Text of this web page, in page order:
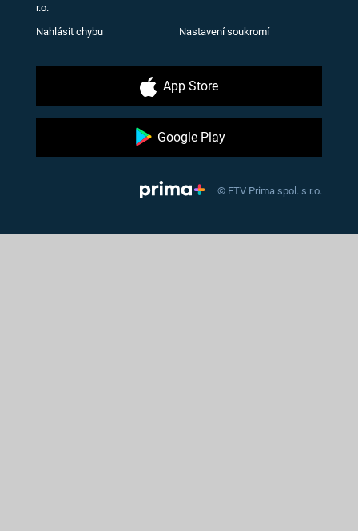
r.o.
Nahlásit chybu Nastavení soukromí
App Store
Google Play
© FTV Prima spol. s r.o.